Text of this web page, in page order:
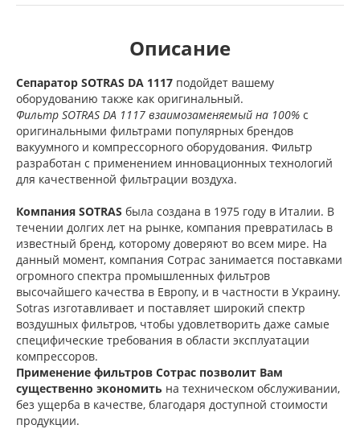
Описание
Сепаратор SOTRAS DA 1117 подойдет вашему
оборудованию также как оригинальный.
Фильтр SOTRAS DA 1117 взаимозаменяемый на 100% с
оригинальными фильтрами популярных брендов
вакуумного и компрессорного оборудования. Фильтр
разработан с применением инновационных технологий
для качественной фильтрации воздуха.
Компания SOTRAS была создана в 1975 году в Италии. В
течении долгих лет на рынке, компания превратилась в
известный бренд, которому доверяют во всем мире. На
данный момент, компания Сотрас занимается поставками
огромного спектра промышленных фильтров
высочайшего качества в Европу, и в частности в Украину.
Sotras изготавливает и поставляет широкий спектр
воздушных фильтров, чтобы удовлетворить даже самые
специфические требования в области эксплуатации
компрессоров.
Применение фильтров Сотрас позволит Вам
существенно экономить на техническом обслуживании,
без ущерба в качестве, благодаря доступной стоимости
продукции.